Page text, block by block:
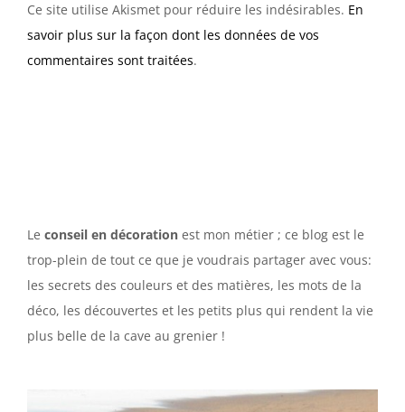
Ce site utilise Akismet pour réduire les indésirables. En
savoir plus sur la façon dont les données de vos
commentaires sont traitées.
Le conseil en décoration est mon métier ; ce blog est le
trop-plein de tout ce que je voudrais partager avec vous:
les secrets des couleurs et des matières, les mots de la
déco, les découvertes et les petits plus qui rendent la vie
plus belle de la cave au grenier !